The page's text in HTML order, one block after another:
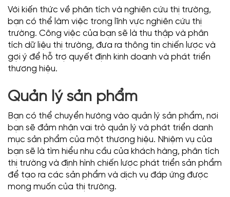
Với kiến thức về phân tích và nghiên cứu thị trường,
bạn có thể làm việc trong lĩnh vực nghiên cứu thị
trường. Công việc của bạn sẽ là thu thập và phân
tích dữ liệu thị trường, đưa ra thông tin chiến lược và
gợi ý để hỗ trợ quyết định kinh doanh và phát triển
thương hiệu.
Quản lý sản phẩm
Bạn có thể chuyển hướng vào quản lý sản phẩm, nơi
bạn sẽ đảm nhận vai trò quản lý và phát triển danh
mục sản phẩm của một thương hiệu. Nhiệm vụ của
bạn sẽ là tìm hiểu nhu cầu của khách hàng, phân tích
thị trường và định hình chiến lược phát triển sản phẩm
để tạo ra các sản phẩm và dịch vụ đáp ứng được
mong muốn của thị trường.